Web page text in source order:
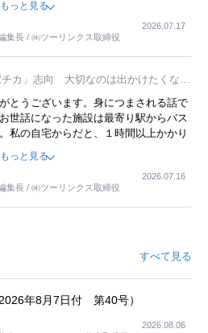
も思い出すことが２つあります。一つ
ンドを見学させ、サービス業、接客業
ことです。 もう一つは1800円もする
るにあたり、社内に懸念もあったそう
内ナンバーの高級外車が停まっている
売れると確信したそうです。今回の記
もっと見る
集長 / ㈱ツーリンクス取締役
2026.07.17
チカ」志向 大切なのは出かけたくなる
とうございます。身につまされる話で
世話になった施設は最寄り駅からバス
私の自宅からだと、１時間以上かかり
いう理由で、その施設を選択したので
仕事ででした。シニアの住まい選び
する家族の足の便も考えない外池ない
もっと見る
集長 / ㈱ツーリンクス取締役
2026.07.16
すべて見る
年8月7日付 第40号）
2026.08.06